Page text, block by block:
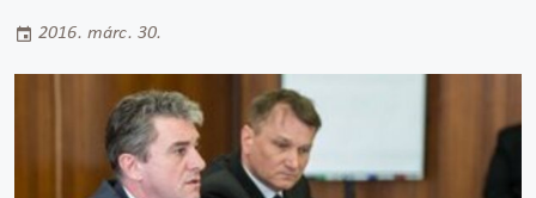
2016. márc. 30.